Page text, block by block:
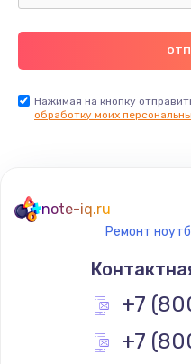
Нажимая на кнопку
обработку моих
note-iq.ru
Ремонт
+7
+7